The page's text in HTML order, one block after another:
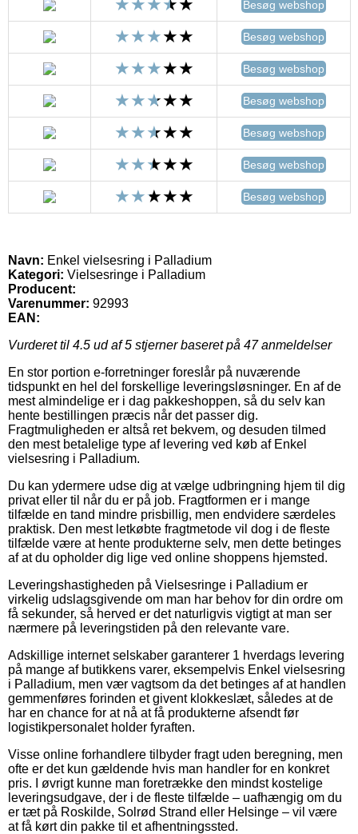
Besøg webshop
Besøg webshop
Besøg webshop
Besøg webshop
Besøg webshop
Besøg webshop
Besøg webshop
Navn: Enkel vielsesring i Palladium
Kategori: Vielsesringe i Palladium
Producent:
Varenummer: 92993
EAN:
Vurderet til 4.5 ud af 5 stjerner baseret på 47anmeldelser
En stor portion e-forretninger foreslår på nuværende
tidspunkt en hel del forskellige leveringsløsninger. En af de
mest almindelige er i dag pakkeshoppen, så du selv kan
hente bestillingen præcis når det passer dig.
Fragtmuligheden er altså ret bekvem, og desuden tilmed
den mest betalelige type af levering ved køb af Enkel
vielsesring i Palladium.
Du kan ydermere udse dig at vælge udbringning hjem til dig
privat eller til når du er på job. Fragtformen er i mange
tilfælde en tand mindre prisbillig, men endvidere særdeles
praktisk. Den mest letkøbte fragtmetode vil dog i de fleste
tilfælde være at hente produkterne selv, men dette betinges
af at du opholder dig lige ved online shoppens hjemsted.
Leveringshastigheden på Vielsesringe i Palladium er
virkelig udslagsgivende om man har behov for din ordre om
få sekunder, så herved er det naturligvis vigtigt at man ser
nærmere på leveringstiden på den relevante vare.
Adskillige internet selskaber garanterer 1 hverdags levering
på mange af butikkens varer, eksempelvis Enkel vielsesring
i Palladium, men vær vagtsom da det betinges af at handlen
gemmenføres forinden et givent klokkeslæt, således at de
har en chance for at nå at få produkterne afsendt før
logistikpersonalet holder fyraften.
Visse online forhandlere tilbyder fragt uden beregning, men
ofte er det kun gældende hvis man handler for en konkret
pris. I øvrigt kunne man foretrække den mindst kostelige
leveringsudgave, der i de fleste tilfælde – uafhængig om du
er tæt på Roskilde, Solrød Strand eller Helsinge – vil være
at få kørt din pakke til et afhentningssted.